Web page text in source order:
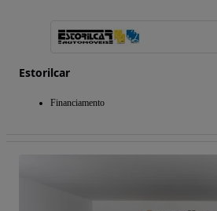
Estorilcar
Financiamento